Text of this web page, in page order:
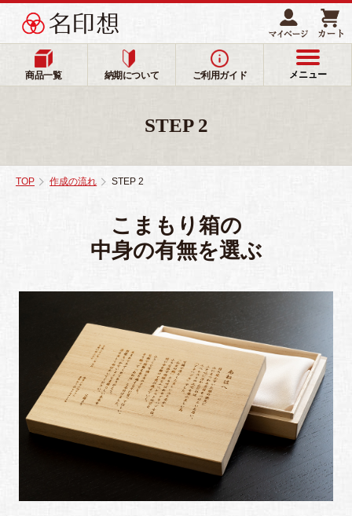
商品一覧 納期について ご利用ガイド メニュー
STEP 2
TOP 作成の流れ STEP 2
こまもり箱の
中身の有無を選ぶ